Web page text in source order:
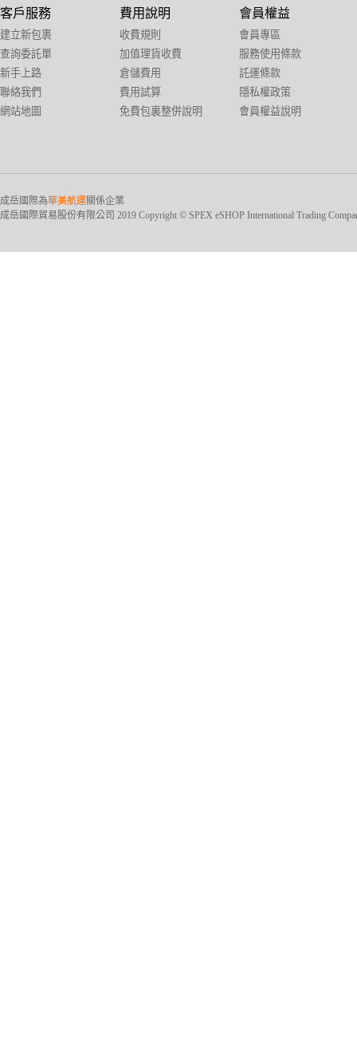
客戶服務
建立新包裹
查詢委託單
新手上路
聯絡我們
網站地圖
費用說明
收費規則
加值理貨收費
倉儲費用
費用試算
免費包裏整併說明
會員權益
會員專區
服務使用條款
託運條款
隱私權政策
會員權益說明
成岳國際為華美航運關係企業
成岳國際貿易股份有限公司 2019 Copyright © SPEX eSHOP International Trading